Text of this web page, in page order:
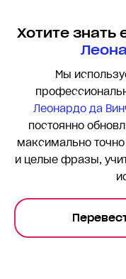
Хотите
Мы
Леонардо да
постоянно
максимально
и целые фразы,